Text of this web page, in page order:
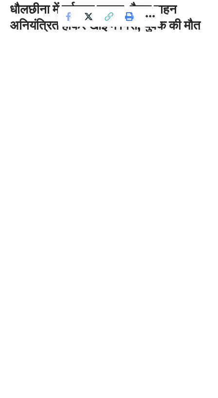
धौलछीना में दर्दनाक हादसा, मैक्स वाहन
अनियंत्रित होकर खाई में गिरा; युवक की मौत